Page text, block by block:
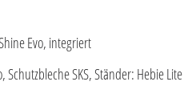
Evo, integriert
Schutzbleche SKS, Ständer: Hebie